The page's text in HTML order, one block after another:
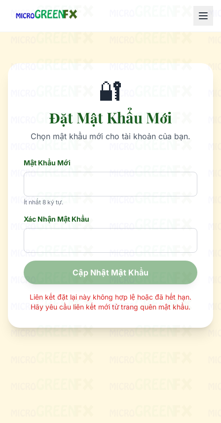
🔐
Đặt Mật Khẩu Mới
Chọn mật khẩu mới cho tài khoản của bạn.
Mật Khẩu Mới
Ít nhất 8 ký tự.
Xác Nhận Mật Khẩu
Cập Nhật Mật Khẩu
Liên kết đặt lại này không hợp lệ hoặc đã hết hạn.
Hãy yêu cầu liên kết mới từ trang quên mật khẩu.